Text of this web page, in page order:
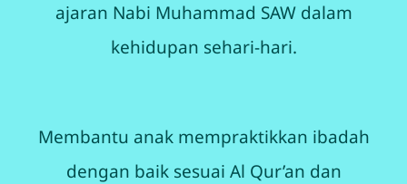
ajaran Nabi Muhammad SAW dalam
kehidupan sehari-hari.
Membantu anak mempraktikkan ibadah
dengan baik sesuai Al Qur’an dan